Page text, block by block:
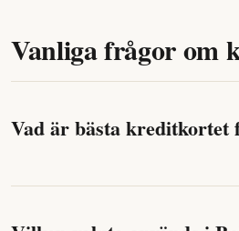
Vanliga frågor om
Vad är bästa kreditkortet